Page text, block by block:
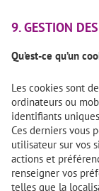
9. GESTION
Qu’est-ce qu’un
Les cookies sont
ordinateurs ou
identifiants
Ces derniers vous
utilisateur sur vos
actions et
renseigner vos
telles que la